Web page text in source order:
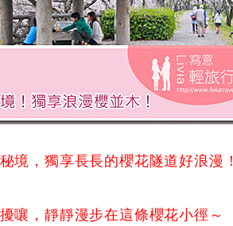
境，獨享長長的櫻花隧道好浪漫！
嚷，靜靜漫步在這條櫻花小徑～